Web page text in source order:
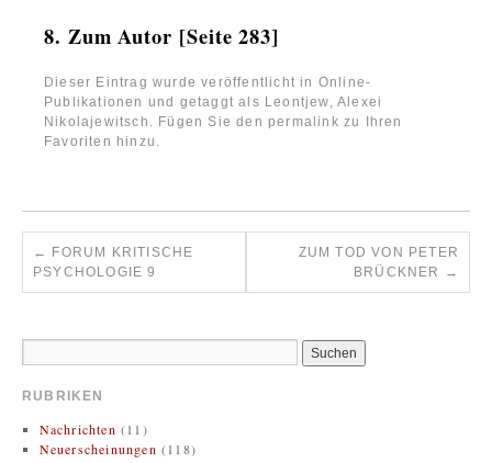
8. Zum Autor [Seite 283]
Dieser Eintrag wurde veröffentlicht in Online-
Publikationen und getaggt als Leontjew, Alexei
Nikolajewitsch . Fügen Sie denpermalink zu Ihren
Favoriten hinzu.
←
FORUM KRITISCHE
PSYCHOLOGIE 9
ZUM TOD VON PETER
BRÜCKNER
→
RUBRIKEN
Nachrichten (11)
Neuerscheinungen (118)